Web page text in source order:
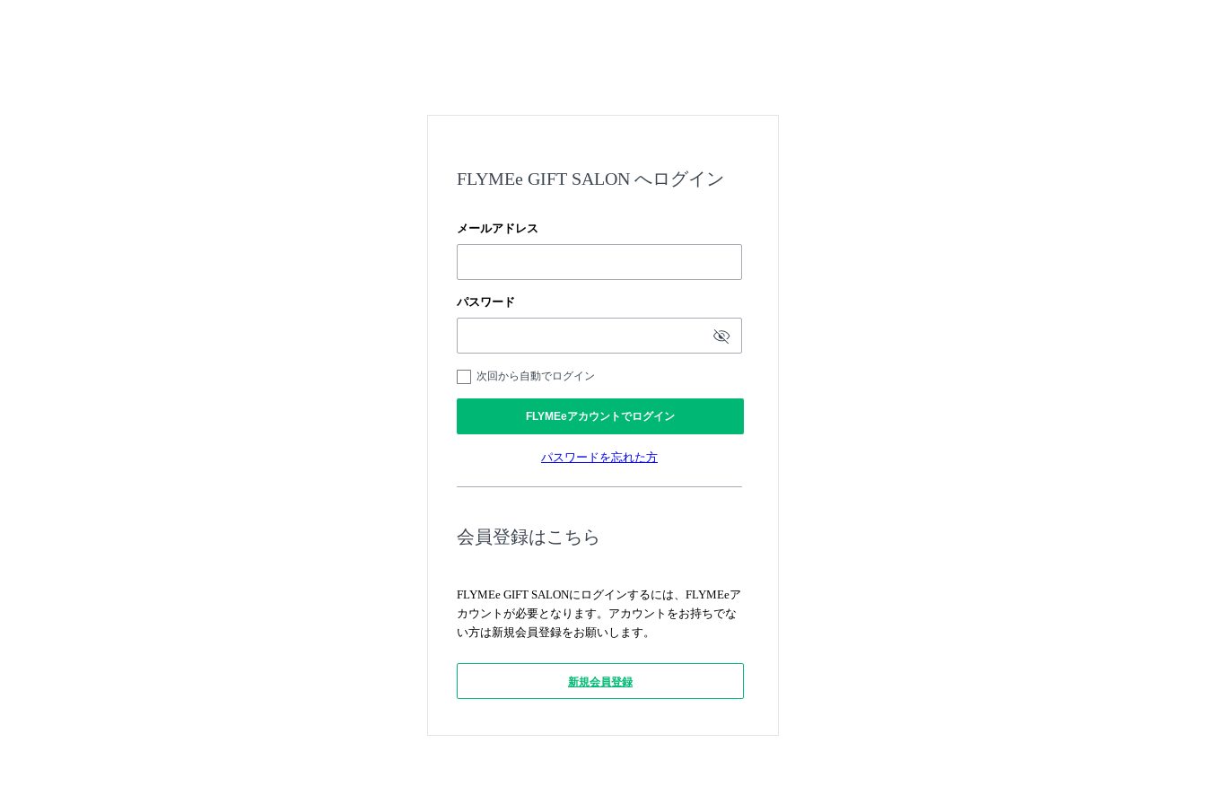
FLYMEe GIFT SALON へログイン
メールアドレス
パスワード
次回から自動でログイン
FLYMEeアカウントでログイン
パスワードを忘れた方
会員登録はこちら
FLYMEe GIFT SALONにログインするには、FLYMEeア
カウントが必要となります。アカウントをお持ちでな
い方は新規会員登録をお願いします。
新規会員登録